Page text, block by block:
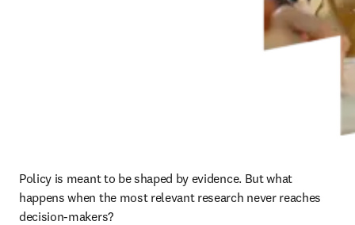
Policy is meant to be shaped by evidence. But what
happens when the most relevant research never reaches
decision-makers?